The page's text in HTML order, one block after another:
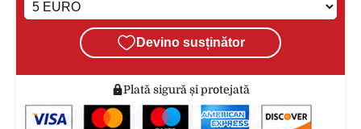
Devino susținător
Plată sigură și protejată